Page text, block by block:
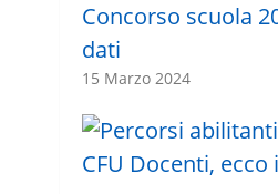
Concorso scuola
dati
15 Marzo 2024